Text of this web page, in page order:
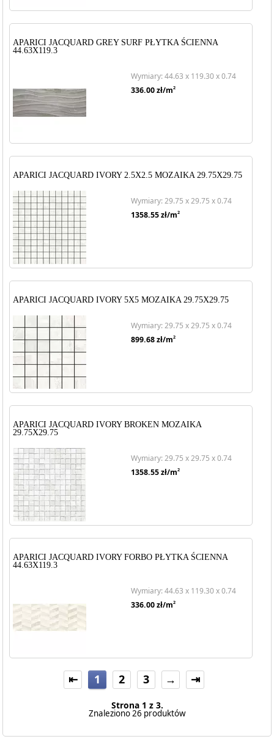
APARICI JACQUARD GREY SURF PŁYTKA ŚCIENNA
44.63X119.3
Wymiary: 44.63 x 119.30 x 0.74
336.00zł/m2
APARICI JACQUARD IVORY 2.5X2.5 MOZAIKA 29.75X29.75
Wymiary: 29.75 x 29.75 x 0.74
1358.55zł/m2
APARICI JACQUARD IVORY 5X5 MOZAIKA 29.75X29.75
Wymiary: 29.75 x 29.75 x 0.74
899.68zł/m2
APARICI JACQUARD IVORY BROKEN MOZAIKA
29.75X29.75
Wymiary: 29.75 x 29.75 x 0.74
1358.55zł/m2
APARICI JACQUARD IVORY FORBO PŁYTKA ŚCIENNA
44.63X119.3
Wymiary: 44.63 x 119.30 x 0.74
336.00zł/m2
⇤ 1 2 3 → ⇥
Strona 1 z 3.
Znaleziono 26 produktów